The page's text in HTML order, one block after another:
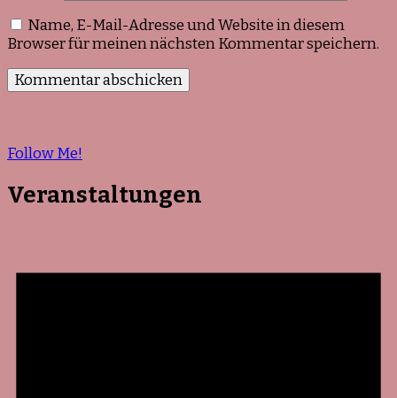
Name, E-Mail-Adresse und Website in diesem
Browser für meinen nächsten Kommentar speichern.
Follow Me!
Veranstaltungen